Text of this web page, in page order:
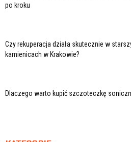
po kroku
Czy rekuperacja działa skutecznie w
kamienicach w Krakowie?
Dlaczego warto kupić szczoteczkę